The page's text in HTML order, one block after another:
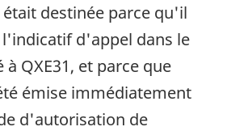
destinée parce qu'il
d'appel dans le
QXE31, et parce que
émise immédiatement
d'autorisation de